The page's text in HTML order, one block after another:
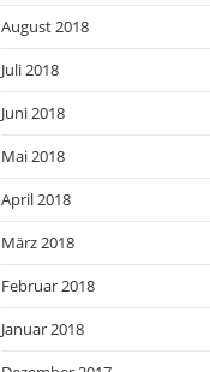
August 2018
Juli 2018
Juni 2018
Mai 2018
April 2018
März 2018
Februar 2018
Januar 2018